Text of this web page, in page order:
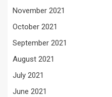
November 2021
October 2021
September 2021
August 2021
July 2021
June 2021